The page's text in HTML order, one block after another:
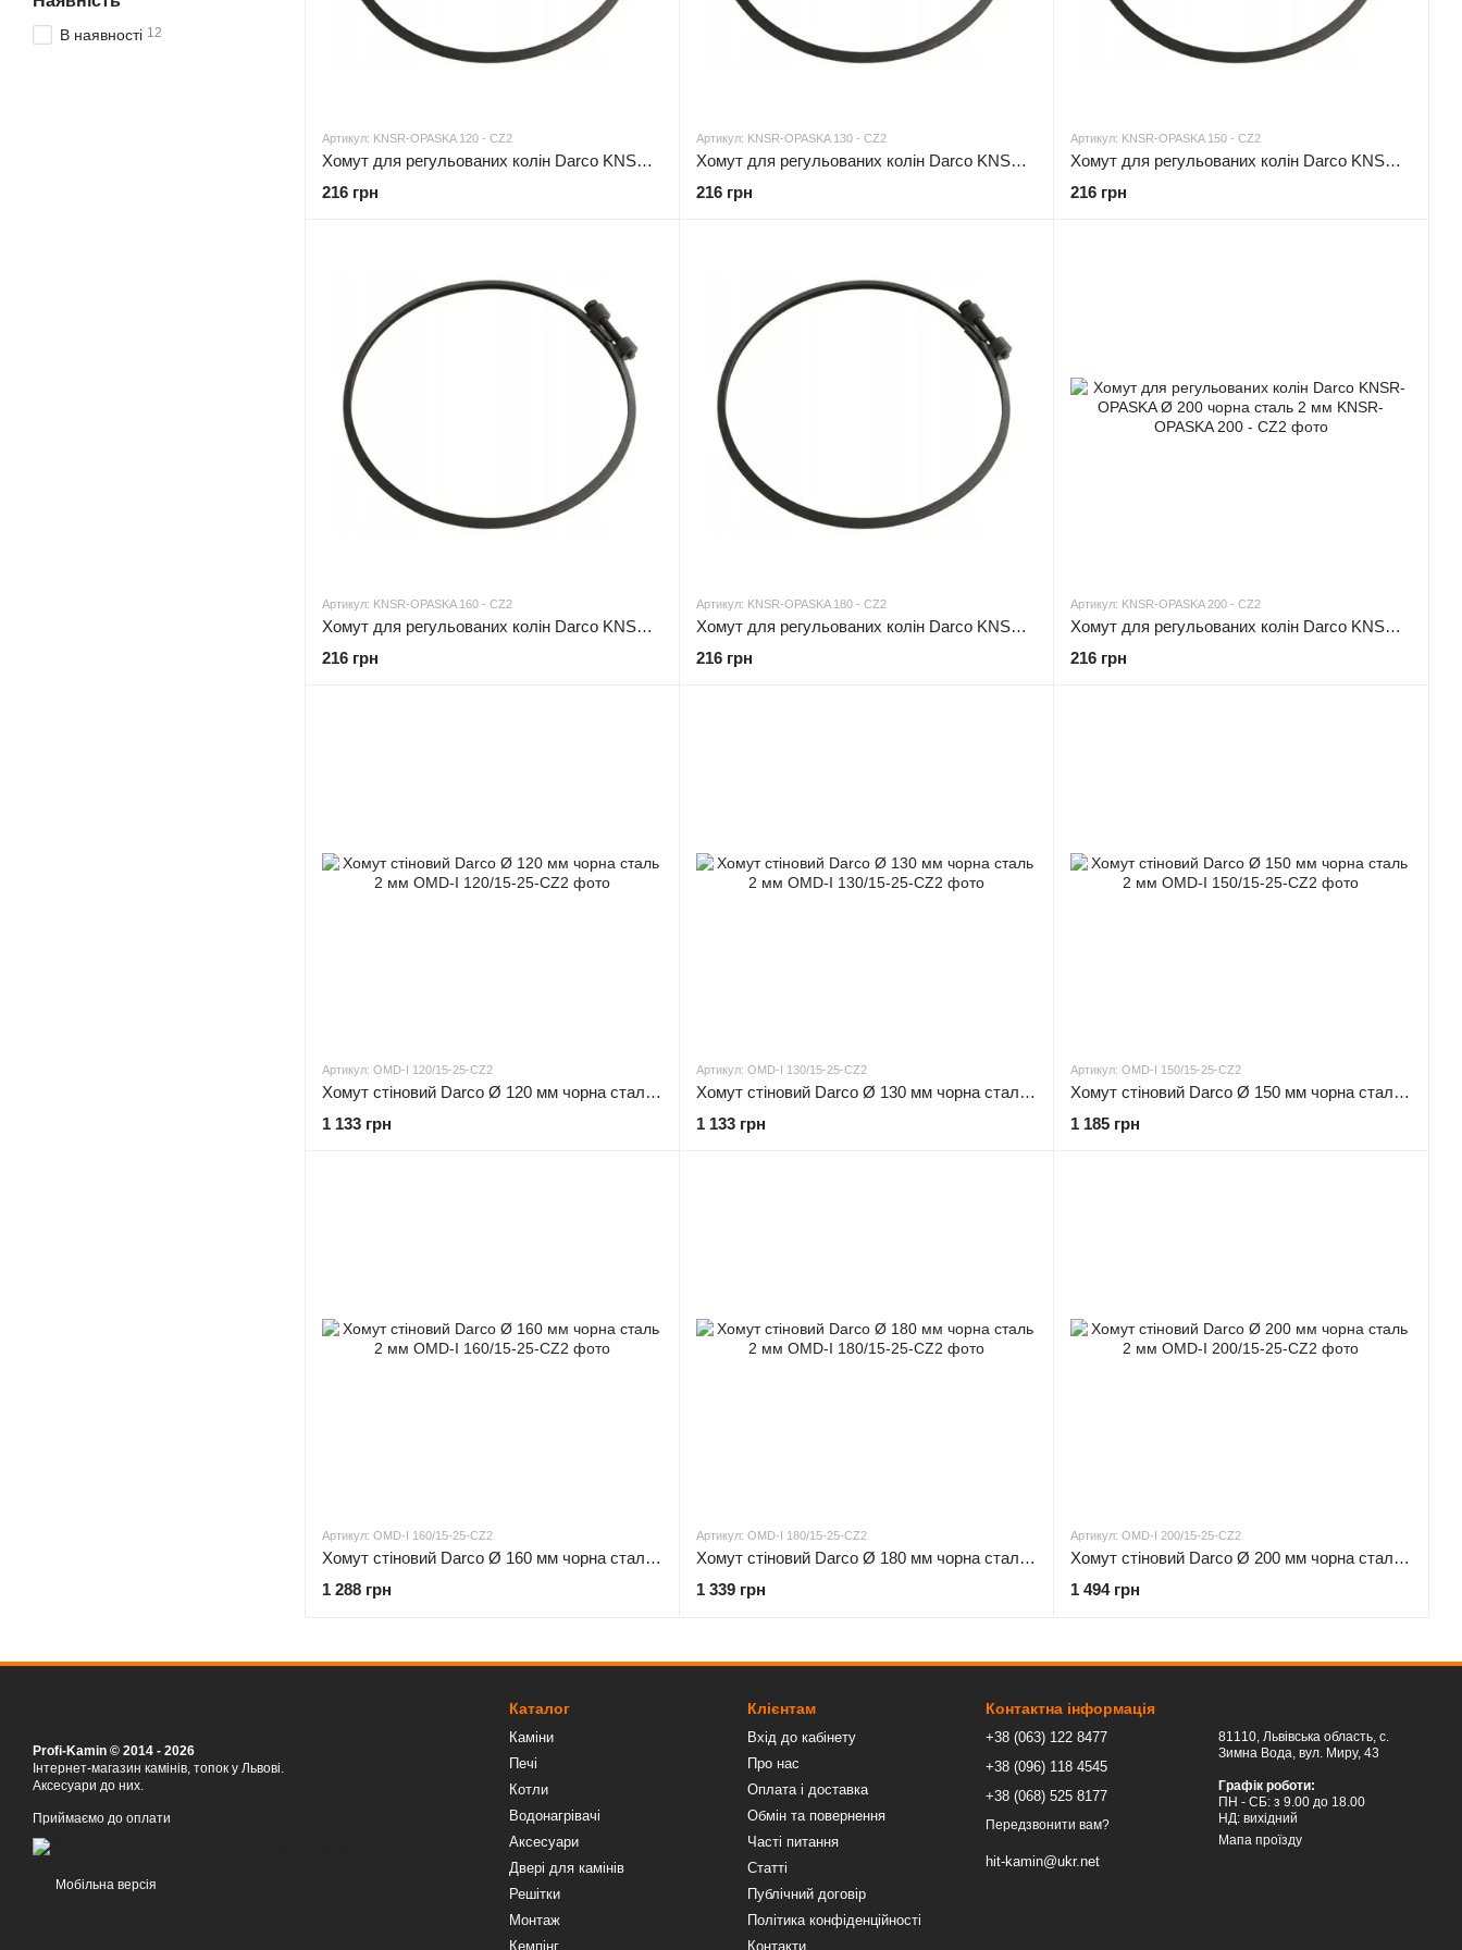
Артикул: KNSR-OPASKA 120 - CZ2
Хомут для регульованих колін Darco KNSR-OPASKA Ø 120 чорна сталь 2 мм
216 грн
Артикул: KNSR-OPASKA 130 - CZ2
Хомут для регульованих колін Darco KNSR-OPASKA Ø 130 чорна сталь 2 мм
216 грн
Артикул: KNSR-OPASKA 150 - CZ2
Хомут для регульованих колін Darco KNSR-OPASKA Ø 150 чорна сталь 2 мм
216 грн
Артикул: KNSR-OPASKA 160 - CZ2
Хомут для регульованих колін Darco KNSR-OPASKA Ø 160 чорна сталь 2 мм
216 грн
Артикул: KNSR-OPASKA 180 - CZ2
Хомут для регульованих колін Darco KNSR-OPASKA Ø 180 чорна сталь 2 мм
216 грн
Артикул: KNSR-OPASKA 200 - CZ2
Хомут для регульованих колін Darco KNSR-OPASKA Ø 200 чорна сталь 2 мм
216 грн
Артикул: OMD-I 120/15-25-CZ2
Хомут стіновий Darco Ø 120 мм чорна сталь 2 мм
1 133 грн
Артикул: OMD-I 130/15-25-CZ2
Хомут стіновий Darco Ø 130 мм чорна сталь 2 мм
1 133 грн
Артикул: OMD-I 150/15-25-CZ2
Хомут стіновий Darco Ø 150 мм чорна сталь 2 мм
1 185 грн
Артикул: OMD-I 160/15-25-CZ2
Хомут стіновий Darco Ø 160 мм чорна сталь 2 мм
1 288 грн
Артикул: OMD-I 180/15-25-CZ2
Хомут стіновий Darco Ø 180 мм чорна сталь 2 мм
1 339 грн
Артикул: OMD-I 200/15-25-CZ2
Хомут стіновий Darco Ø 200 мм чорна сталь 2 мм
1 494 грн
В наявності 12
Profi-Kamin © 2014 - 2026
Інтернет-магазин камінів, топок у Львові.
Аксесуари до них.
Приймаємо до оплати
Мобільна версія
Каталог
Каміни
Печі
Котли
Водонагрівачі
Аксесуари
Двері для камінів
Решітки
Монтаж
Кемпінг
Клієнтам
Вхід до кабінету
Про нас
Оплата і доставка
Обмін та повернення
Часті питання
Статті
Публічний договір
Політика конфіденційності
Контакти
Контактна інформація
+38 (063) 122 8477
+38 (096) 118 4545
+38 (068) 525 8177
Передзвонити вам?
hit-kamin@ukr.net
81110, Львівська область, c.
Зимна Вода, вул. Миру, 43
Графік роботи:
ПН - СБ: з 9.00 до 18.00
НД: вихідний
Мапа проїзду